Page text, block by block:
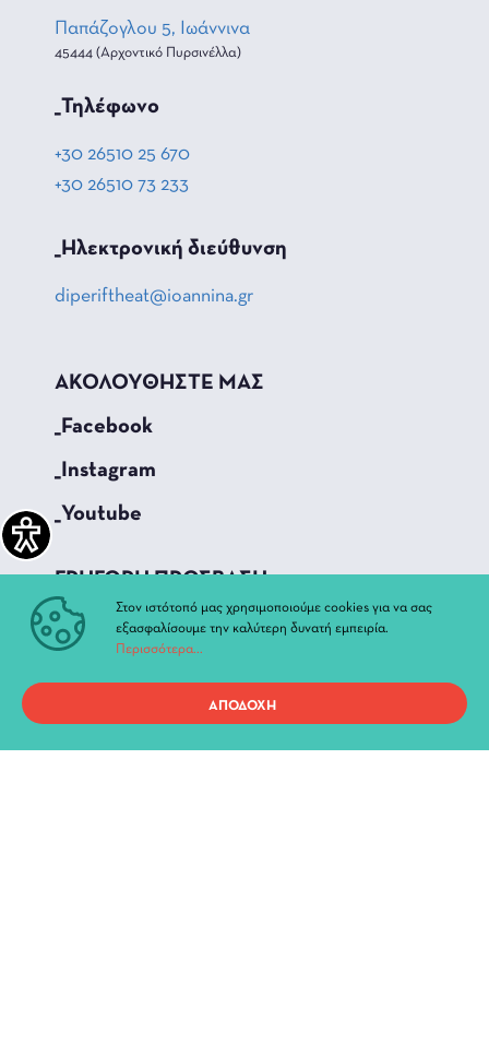
Παπάζογλου 5, Ιωάννινα
45444 (Αρχοντικό Πυρσινέλλα)
_Τηλέφωνο
+30 26510 25 670
+30 26510 73 233
_Hλεκτρονική διεύθυνση
diperiftheat@ioannina.gr
ΑΚΟΛΟΥΘΗΣΤΕ ΜΑΣ
_Facebook
_Instagram
_Youtube
ΓΡΗΓΟΡΗ ΠΡΟΣΒΑΣΗ
Τρέχουσες Παραστάσεις
Αρχείο Παραστάσεων
Νέα & Ανακοινώσεις
Στον ιστότοπό μας χρησιμοποιούμε cookies για να σας
εξασφαλίσουμε την καλύτερη δυνατή εμπειρία.
Περισσότερα...
ΑΠΟΔΟΧΗ